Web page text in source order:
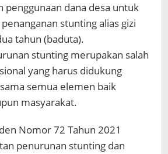
dana desa untuk
stunting alias gizi
tahun (baduta).
stunting merupakan salah
yang harus didukung
semua elemen baik
masyarakat.
Nomor 72 Tahun 2021
penurunan stunting dan